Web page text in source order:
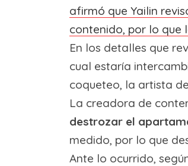
afirmó que Yailin
contenido, por lo que
En los detalles que
cual estaría
coqueteo, la artista
La creadora de
destrozar el
medido, por lo que
Ante lo ocurrido,